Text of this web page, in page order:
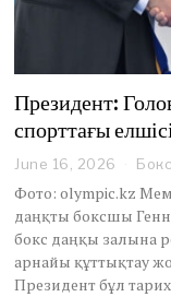
Президент:
спорттағы
June 16, 2026
n
e
1
6
,
Бокс
Фото: olympic.kz
даңқты боксшы
бокс даңқы залына
арнайы құттықтау
Президент бұл